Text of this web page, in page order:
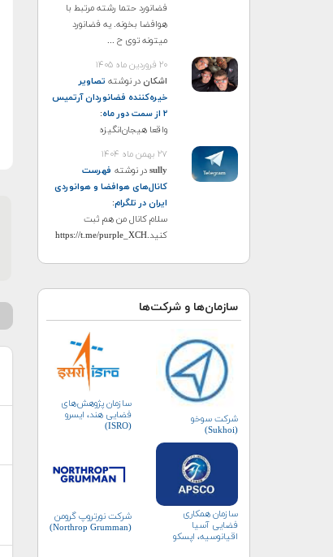
فضانورد حتما رشته مرتبط با
هوافضا بخونه. یه فضانورد
میتونه توی ح ...
۲۰ فروردین ماه ۱۴۰۵
اشکاندر نوشته تصاویر
خیره‌کننده فضانوردان آرتمیس
۲ از سمت دور ماه
:
واقعا هیجان‌انگیزه
۲۷ بهمن ماه ۱۴۰۴
sullyدر نوشته فهرست
کانال‌های هوافضا و هوانوردی
ایران در تلگرام:
سلام کانال من هم ثبت
کنید.https://t.me/purple_XCH
سازمان‌ها و شرکت‌ها
شرکت سوخو
(Sukhoi)
سازمان پژوهش‌های
فضایی هند، ایسرو
(ISRO)
سازمان همکاری
فضایی آسیا
اقیانوسیه، اپسکو
شرکت نورتروپ گرومن
(Northrop Grumman)